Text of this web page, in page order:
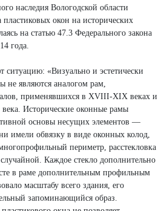
наследия Вологодской области
пластиковых окон на исторических
на статью 47.3 Федерального закона
года.
ситуацию: «Визуально и эстетически
не являются аналогом рам,
применявшихся в XVIII-XIX веках и
Исторические оконные рамы
основы несущих элементов —
имели обвязку в виде оконных колод,
периметр, расстекловка
Каждое стекло дополнительно
в раме дополнительным профильным
масштабу всего здания, его
запоминающийся образ.